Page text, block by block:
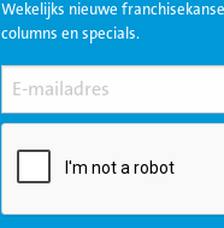
Wekelijks nieuwe
columns en specials.